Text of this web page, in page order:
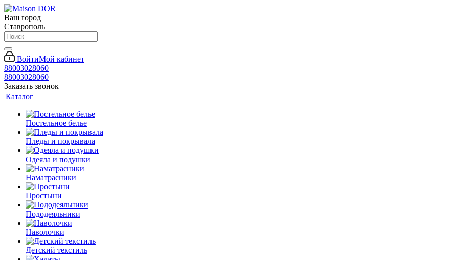
Ваш город
Ставрополь
ВойтиМой кабинет
88003028060
88003028060
Заказать звонок
Каталог
Постельное белье
Пледы и покрывала
Одеяла и подушки
Наматрасники
Простыни
Пододеяльники
Наволочки
Детский текстиль